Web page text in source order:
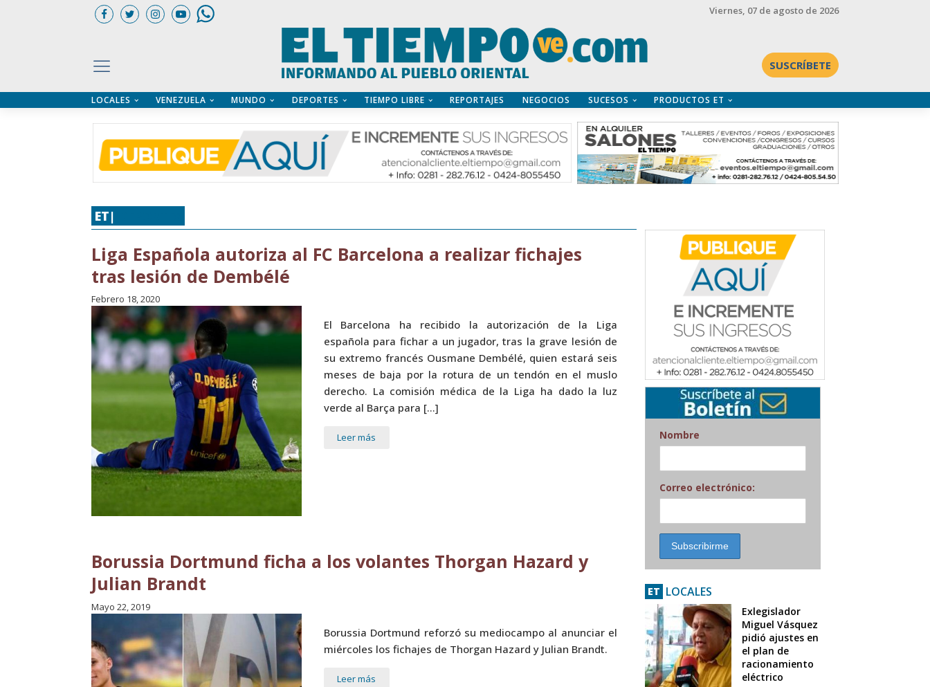
Viernes, 07 de agosto de 2026
SUSCRÍBETE
LOCALES VENEZUELA MUNDO DEPORTES TIEMPO LIBRE REPORTAJES NEGOCIOS SUCESOS PRODUCTOS ET
ET|
Liga Española autoriza al FC Barcelona a realizar fichajes
tras lesión de Dembélé
Febrero 18, 2020
El Barcelona ha recibido la autorización de la Liga
española para fichar a un jugador, tras la grave lesión de
su extremo francés Ousmane Dembélé, quien estará seis
meses de baja por la rotura de un tendón en el muslo
derecho. La comisión médica de la Liga ha dado la luz
verde al Barça para […]
Leer más
Borussia Dortmund ficha a los volantes Thorgan Hazard y
Julian Brandt
Mayo 22, 2019
Borussia Dortmund reforzó su mediocampo al anunciar el
miércoles los fichajes de Thorgan Hazard y Julian Brandt.
Leer más
Nombre
Correo electrónico:
ET LOCALES
Exlegislador
Miguel Vásquez
pidió ajustes en
el plan de
racionamiento
eléctrico